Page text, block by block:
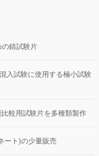
の錆試験片
入試験に使用する極小試験
較用試験片を多種類製作
ート)の少量販売